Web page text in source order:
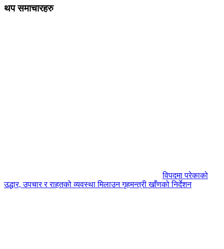
थप समाचारहरु
विपदमा परेकाको
उद्धार, उपचार र राहतको व्यवस्था मिलाउन गृहमन्त्री खाँणको निर्देशन